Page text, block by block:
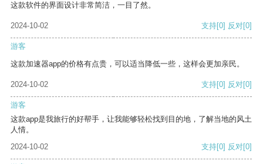
这款软件的界面设计非常简洁，一目了然。
2024-10-02 支持[0] 反对[0]
游客
这款加速器app的价格有点贵，可以适当降低一些，这样会更加亲民。
2024-10-02 支持[0] 反对[0]
游客
这款app是我旅行的好帮手，让我能够轻松找到目的地，了解当地的风土
人情。
2024-10-02
支持[0] 反对[0]